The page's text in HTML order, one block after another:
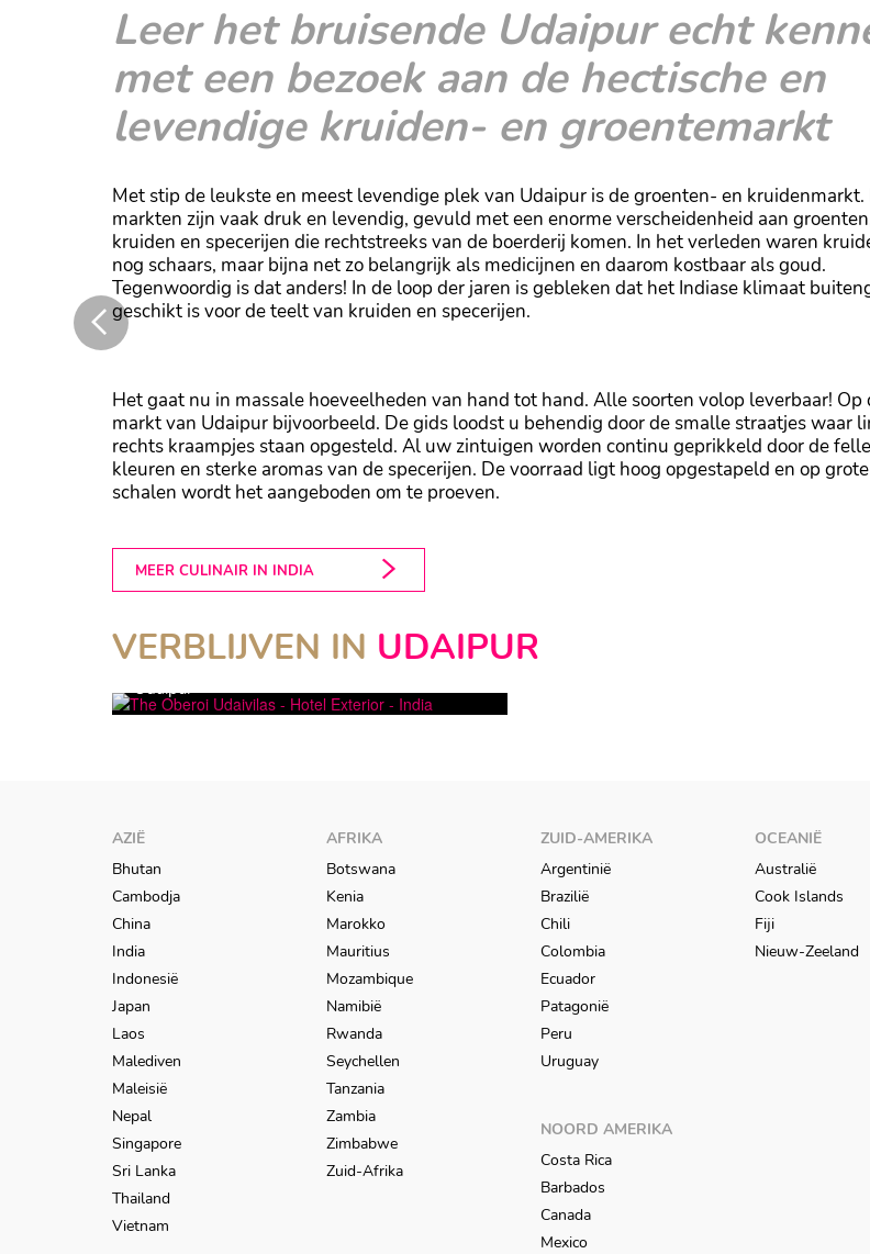
Leer het bruisende Udaipur echt
met een bezoek aan de hectische en
levendige kruiden- en groentemarkt
Met stip de leukste en meest levendige plek van Udaipur is de groenten- en kruidenmarkt.
markten zijn vaak druk en levendig, gevuld met een enorme verscheidenheid aan
kruiden en specerijen die rechtstreeks van de boerderij komen. In het verleden waren
nog schaars, maar bijna net zo belangrijk als medicijnen en daarom kostbaar als goud.
Tegenwoordig is dat anders! In de loop der jaren is gebleken dat het Indiase klimaat
geschikt is voor de teelt van kruiden en specerijen.
Het gaat nu in massale hoeveelheden van hand tot hand. Alle soorten volop leverbaar! Op
markt van Udaipur bijvoorbeeld. De gids loodst u behendig door de smalle straatjes waar
rechts kraampjes staan opgesteld. Al uw zintuigen worden continu geprikkeld door de felle
kleuren en sterke aromas van de specerijen. De voorraad ligt hoog opgestapeld en op grote
schalen wordt het aangeboden om te proeven.
MEER CULINAIR IN INDIA
VERBLIJVEN IN UDAIPUR
THE OBEROI UDAIVILAS
Udaipur
AZIË
Bhutan
Cambodja
China
India
Indonesië
Japan
Laos
Malediven
Maleisië
Nepal
Singapore
Sri Lanka
Thailand
Vietnam
AFRIKA
Botswana
Kenia
Marokko
Mauritius
Mozambique
Namibië
Rwanda
Seychellen
Tanzania
Zambia
Zimbabwe
Zuid-Afrika
ZUID-AMERIKA
Argentinië
Brazilië
Chili
Colombia
Ecuador
Patagonië
Peru
Uruguay
NOORD AMERIKA
Costa Rica
Barbados
Canada
Mexico
OCEANIË
Australië
Cook Islands
Fiji
Nieuw-Zeeland